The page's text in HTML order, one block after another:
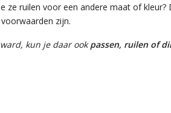
ruilen voor een andere maat of kleur?
zijn.
kun je daar ookpassen, ruilen of